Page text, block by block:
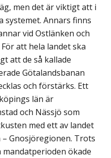
men det är viktigt att i
systemet. Annars finns
vid Ostlänken och
att hela landet ska
att de så kallade
Götalandsbanan
och förstärks. Ett
län är
och Nässjö som
med ett av landet
Gnosjöregionen. Trots
ökade